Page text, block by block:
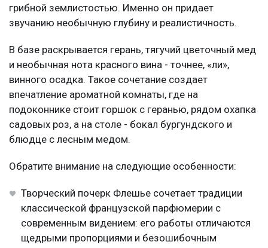
грибной землистостью. Именно он придает
звучанию необычную глубину и реалистичность.
В базе раскрывается герань, тягучий цветочный мед
и необычная нота красного вина - точнее, «ли»,
винного осадка. Такое сочетание создает
впечатление ароматной комнаты, где на
подоконнике стоит горшок с геранью, рядом охапка
садовых роз, а на столе - бокал бургундского и
блюдце с лесным медом.
Обратите внимание на следующие особенности:
Творческий почерк Флешье сочетает традиции
классической французской парфюмерии с
современным видением: его работы отличаются
щедрыми пропорциями и безошибочным